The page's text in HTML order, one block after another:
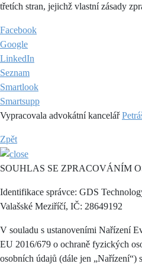
třetích stran, jejichž vlastní zásady
Facebook
Google
LinkedIn
Seznam
Smartlook
Smartsupp
Vypracovala advokátní kancelář
Zpět
SOUHLAS SE ZPRACOVÁNÍM
Identifikace správce: GDS
Valašské Meziříčí, IČ: 28649192
V souladu s ustanoveními Nařízení
EU 2016/679 o ochraně fyzických
osobních údajů (dále jen „Nařízení“)